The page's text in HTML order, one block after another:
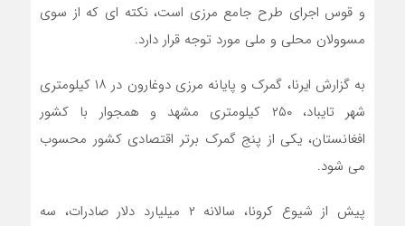
و قوس اجرای طرح جامع مرزی است، نکته ای که از سوی
مسوولان محلی و ملی مورد توجه قرار دارد.
به گزارش ایرنا، گمرک و پایانه مرزی دوغارون در ۱۸ کیلومتری
شهر تایباد، ۲۵۰ کیلومتری مشهد و همجوار با کشور
افغانستان، یکی از پنج گمرک برتر اقتصادی کشور محسوب
می شود.
پیش از شیوع کرونا، سالانه ۲ میلیارد دلار صادرات، سه